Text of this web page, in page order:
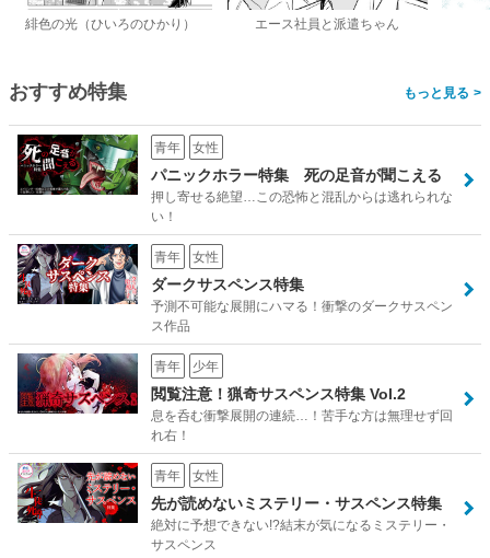
緋色の光（ひいろのひかり） エース社員と派遣ちゃん
おすすめ特集 >
青年 女性
パニックホラー特集 死の足音が聞こえる
押し寄せる絶望…この恐怖と混乱からは逃れられな
い！
青年 女性
ダークサスペンス特集
予測不可能な展開にハマる！衝撃のダークサスペン
ス作品
青年 少年
閲覧注意！猟奇サスペンス特集 Vol.2
息を呑む衝撃展開の連続…！苦手な方は無理せず回
れ右！
青年 女性
先が読めないミステリー・サスペンス特集
絶対に予想できない!?結末が気になるミステリー・
サスペンス